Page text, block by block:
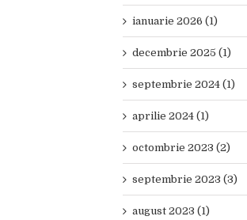
ianuarie 2026 (1)
decembrie 2025 (1)
septembrie 2024 (1)
aprilie 2024 (1)
octombrie 2023 (2)
septembrie 2023 (3)
august 2023 (1)